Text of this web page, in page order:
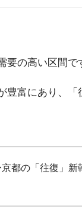
の高い区間で
豊富にあり、
都の「往復」